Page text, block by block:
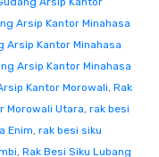
Arsip Kantor Minahasa
Arsip Kantor Minahasa
Arsip Kantor Minahasa
Kantor Morowali, Rak
Morowali Utara, rak besi
Enim, rak besi siku
, Rak Besi Siku Lubang